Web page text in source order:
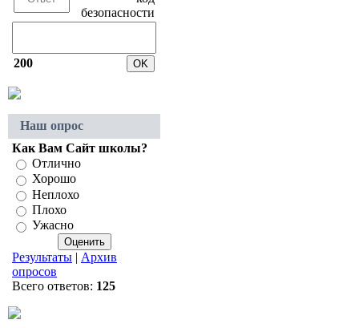
200
Наш опрос
Как Вам Сайт школы?
Отлично
Хорошо
Неплохо
Плохо
Ужасно
Результаты | Архив
опросов
Всего ответов: 125